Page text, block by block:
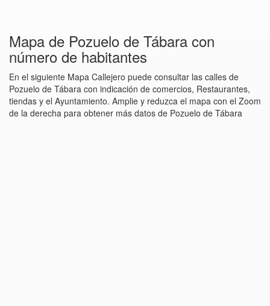
Mapa de Pozuelo de Tábara con
número de habitantes
En el siguiente Mapa Callejero puede consultar las calles de
Pozuelo de Tábara con indicación de comercios, Restaurantes,
tiendas y el Ayuntamiento. Amplie y reduzca el mapa con el Zoom
de la derecha para obtener más datos de Pozuelo de Tábara